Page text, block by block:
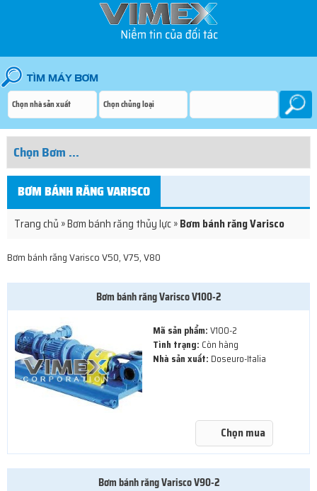
BƠM BÁNH RĂNG VARISCO
Trang chủ »Bơm bánh răng thủy lực»Bơm bánh răng Varisco
Bơm bánh răng Varisco V50, V75, V80
Bơm bánh răng Varisco V100-2
Mã sản phẩm:V100-2
Tình trạng: Còn hàng
Nhà sản xuất: Doseuro-Italia
Chọn mua
Bơm bánh răng Varisco V90-2